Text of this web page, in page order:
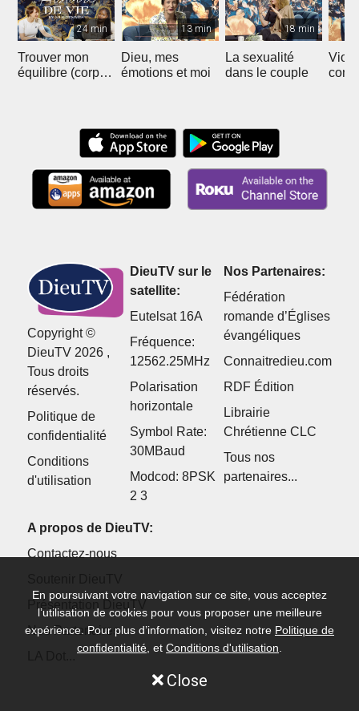
24 min
Trouver mon
équilibre (corps,
13 min
Dieu, mes
émotions et moi
18 min
La sexualité
dans le couple
Copyright ©
DieuTV 2026 ,
Tous droits
réservés.
Politique de
confidentialité
Conditions
d'utilisation
DieuTV sur le
satellite:
Eutelsat 16A
Fréquence:
12562.25MHz
Polarisation
horizontale
Symbol Rate:
30MBaud
Modcod: 8PSK
2 3
Nos Partenaires:
Fédération
romande d’Églises
évangéliques
Connaitredieu.com
RDF Édition
Librairie
Chrétienne CLC
Tous nos
partenaires...
A propos de DieuTV:
Contactez-nous
Présentation DieuTV
Nos Partenaires
En poursuivant votre navigation sur ce site, vous acceptez
l’utilisation de cookies pour vous proposer une meilleure
expérience. Pour plus d’information, visitez notre Politique de
confidentialité , et Conditions d'utilisation